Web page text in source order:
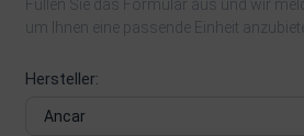
Füllen Sie das Formular aus und wir
um Ihnen eine passende Einheit
Hersteller: